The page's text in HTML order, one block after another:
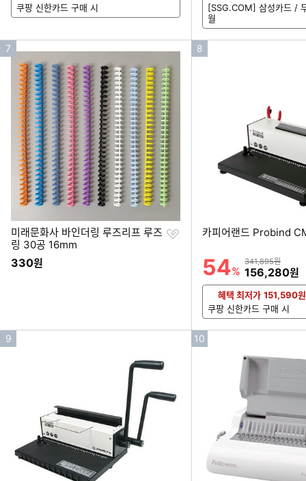
쿠팡 신한카드 구매 시
[SSG.COM] 삼성카드 /
월
인
7
미래문화사 바인더링 루즈리프 루즈
링 30공 16mm
330원
찜
인
8
카피어랜드
할인률
54%
상품금액
341,895원
할인금액
156,280원
혜택 최저가 151,590원
쿠팡 신한카드 구매 시
인
9
인
10